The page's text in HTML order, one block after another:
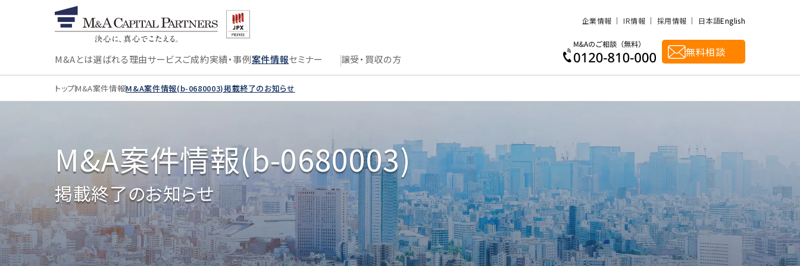
M&Aとは選ばれる理由サービスご成約実績・事例案件情報セミナー 譲受・買収の方
企業情報 IR情報 採用情報 日本語English
無料相談
トップM&A案件情報M&A案件情報(b-0680003)掲載終了のお知らせ
M&A案件情報(b-0680003)
掲載終了のお知らせ